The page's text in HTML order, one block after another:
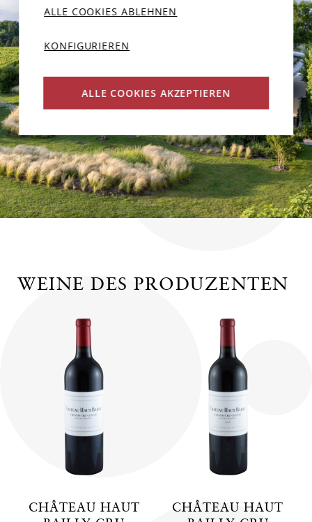
WEINE DES PRODUZENTEN
CHÂTEAU HAUT
CHÂTEAU HAUT
ALLE COOKIES ABLEHNEN
KONFIGURIEREN
ALLE COOKIES AKZEPTIEREN